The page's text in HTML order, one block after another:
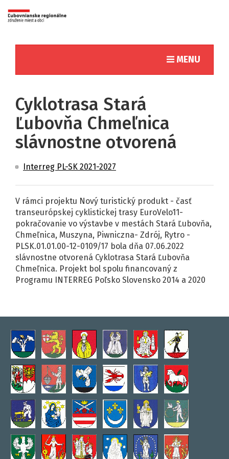
Toggle
MENU
Cyklotrasa Stará
Ľubovňa Chmeľnica
slávnostne otvorená
Interreg PL-SK 2021-2027
V rámci projektu Nový turistický produkt - časť
transeurópskej cyklistickej trasy EuroVelo11-
pokračovanie vo výstavbe v mestách Stará Ľubovňa,
Chmeľnica, Muszyna, Piwniczna- Zdrój, Rytro -
PLSK.01.01.00-12-0109/17 bola dňa 07.06.2022
slávnostne otvorená Cyklotrasa Stará Ľubovňa
Chmeľnica. Projekt bol spolu financovaný z
Programu INTERREG Poľsko Slovensko 2014 a 2020